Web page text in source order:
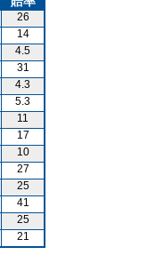
26
14
4.5
31
4.3
5.3
11
17
10
27
25
41
25
21